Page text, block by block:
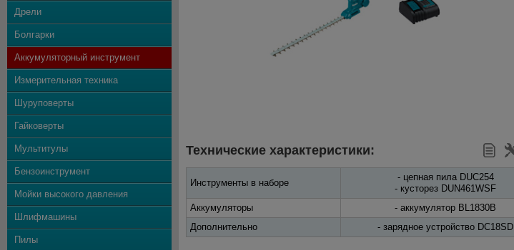
Дрели
Болгарки
Аккумуляторный инструмент
Измерительная техника
Шуруповерты
Гайковерты
Мультитулы
Бензоинструмент
Мойки высокого давления
Шлифмашины
Пилы
Технические характеристики:
Инструменты в наборе
- цепная пила DUC254
- кусторез DUN461WSF
Аккумуляторы
- аккумулятор BL1830B
Дополнительно
- зарядное устройство DC18SD